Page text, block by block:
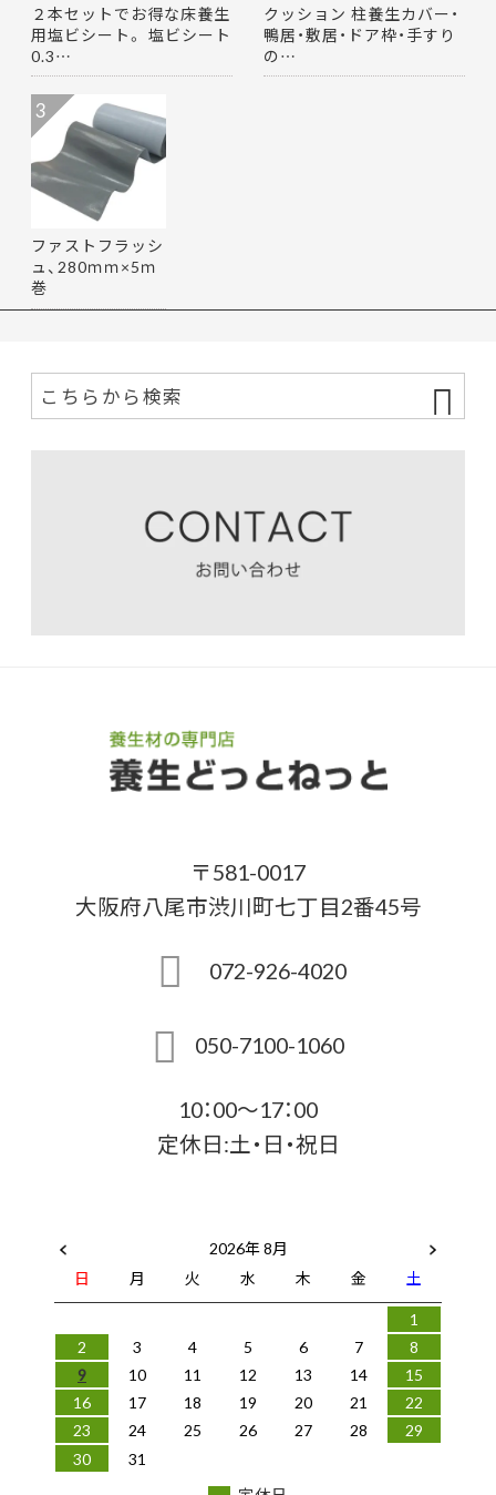
２本セットでお得な床養生
用塩ビシート。 塩ビシート
0.3…
クッション 柱養生カバー・
鴨居・敷居・ドア枠・手すり
の…
ファストフラッシ
ュ、280ｍｍ×5ｍ
巻
3
〒581-0017
大阪府八尾市渋川町七丁目2番45号
072-926-4020
050-7100-1060
10：00～17：00
定休日:土・日・祝日
2026年 8月
日
月 火 水 木 金
土
1
2
3 4 5 6 7
8
9
10 11 12 13 14
15
16
17 18 19 20 21
22
23
24 25 26 27 28
29
30
31